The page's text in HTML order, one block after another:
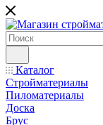
Каталог
Стройматериалы
Пиломатериалы
Доска
Брус